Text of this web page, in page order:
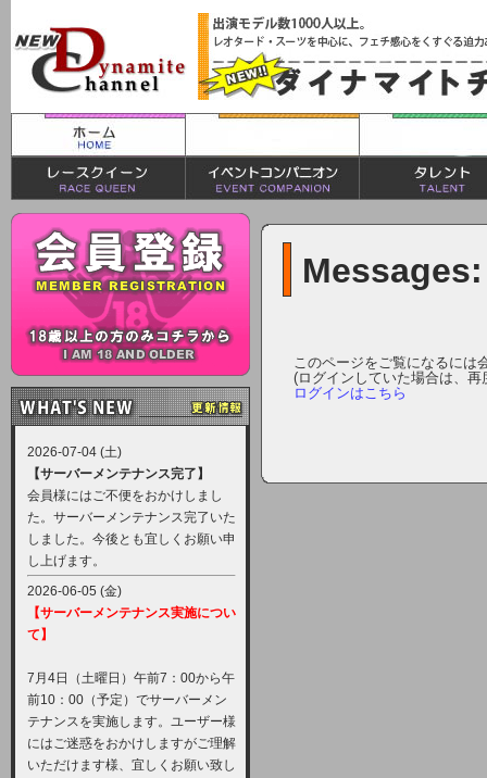
2026-07-04 (土)
【サーバーメンテナンス完了】
会員様にはご不便をおかけしまし
た。サーバーメンテナンス完了いた
しました。今後とも宜しくお願い申
し上げます。
2026-06-05 (金)
【サーバーメンテナンス実施につい
て】
7月4日（土曜日）午前7：00から午
前10：00（予定）でサーバーメン
テナンスを実施します。ユーザー様
にはご迷惑をおかけしますがご理解
いただけます様、宜しくお願い致し
Messages:
このページをご覧になるには
(ログインしていた場合は、
ログインはこちら